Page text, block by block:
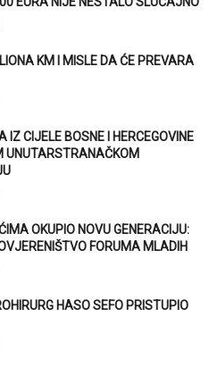
KM I MISLE DA ĆE PREVARA
IZ CIJELE BOSNE I HERCEGOVINE
UNUTARSTRANAČKOM
OKUPIO NOVU GENERACIJU:
FORUMA MLADIH
HASO SEFO PRISTUPIO